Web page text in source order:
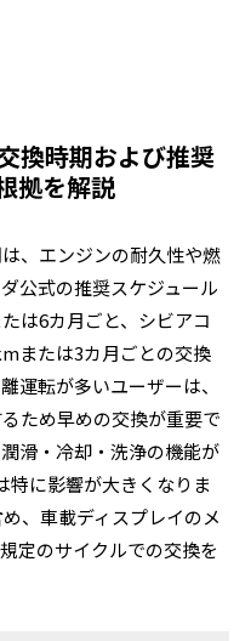
換時期および推奨
拠を解説
、エンジンの耐久性や燃
公式の推奨スケジュール
は6カ月ごと、シビアコ
または3カ月ごとの交換
運転が多いユーザーは、
ため早めの交換が重要で
滑・冷却・洗浄の機能が
特に影響が大きくなりま
、車載ディスプレイのメ
定のサイクルでの交換を